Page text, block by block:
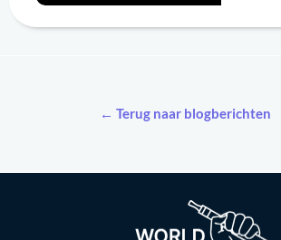
← Terug naar blogberichten